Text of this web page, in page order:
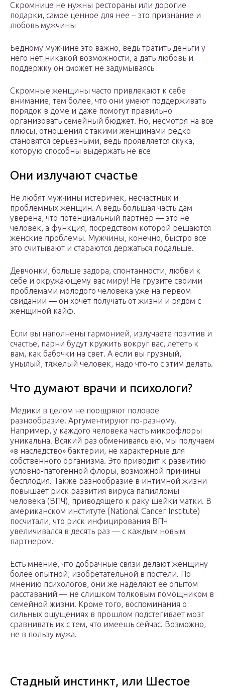
Скромнице не нужны рестораны или дорогие
подарки, самое ценное для нее – это признание и
любовь мужчины
Бедному мужчине это важно, ведь тратить деньги у
него нет никакой возможности, а дать любовь и
поддержку он сможет не задумываясь
Скромные женщины часто привлекают к себе
внимание, тем более, что они умеют поддерживать
порядок в доме и даже помогут правильно
организовать семейный бюджет. Но, несмотря на все
плюсы, отношения с такими женщинами редко
становятся серьезными, ведь проявляется скука,
которую способны выдержать не все
Они излучают счастье
Не любят мужчины истеричек, несчастных и
проблемных женщин. А ведь большая часть дам
уверена, что потенциальный партнер — это не
человек, а функция, посредством которой решаются
женские проблемы. Мужчины, конечно, быстро все
это считывают и стараются держаться подальше.
Девчонки, больше задора, спонтанности, любви к
себе и окружающему вас миру! Не грузите своими
проблемами молодого человека уже на первом
свидании — он хочет получать от жизни и рядом с
женщиной кайф.
Если вы наполнены гармонией, излучаете позитив и
счастье, парни будут кружить вокруг вас, лететь к
вам, как бабочки на свет. А если вы грузный,
унылый, тяжелый человек, надо что-то с этим делать.
Что думают врачи и психологи?
Медики в целом не поощряют половое
разнообразие. Аргументируют по-разному.
Например, у каждого человека часть микрофлоры
уникальна. Всякий раз обмениваясь ею, мы получаем
«в наследство» бактерии, не характерные для
собственного организма. Это приводит к развитию
условно-патогенной флоры, возможной причины
бесплодия. Также разнообразие в интимной жизни
повышает риск развития вируса папилломы
человека (ВПЧ), приводящего к раку шейки матки. В
американском институте (National Cancer Institute)
посчитали, что риск инфицирования ВПЧ
увеличивался в десять раз — с каждым новым
партнером.
Есть мнение, что добрачные связи делают женщину
более опытной, изобретательной в постели. По
мнению психологов, они же наделяют ее опытом
расставаний — не слишком толковым помощником в
семейной жизни. Кроме того, воспоминания о
сильных ощущениях в прошлом подстегивает мозг
сравнивать их с тем, что имеешь сейчас. Возможно,
не в пользу мужа.
Стадный инстинкт, или Шестое